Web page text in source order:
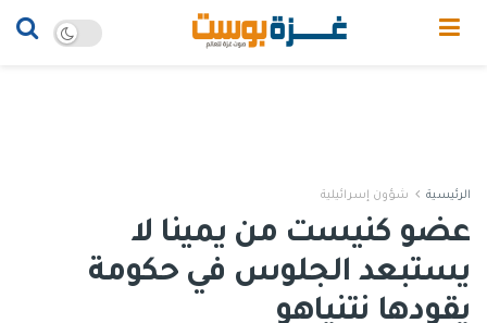
الرئيسية شؤون إسرائيلية
عضو كنيست من يمينا لا
يستبعد الجلوس في حكومة
يقودها نتنياهو